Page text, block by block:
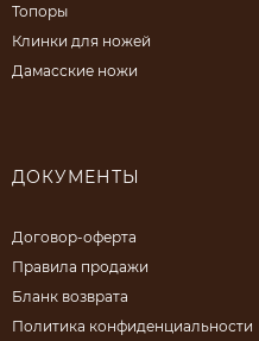
Топоры
Клинки для ножей
Дамасские ножи
ДОКУМЕНТЫ
Договор-оферта
Правила продажи
Бланк возврата
Политика конфиденциальности